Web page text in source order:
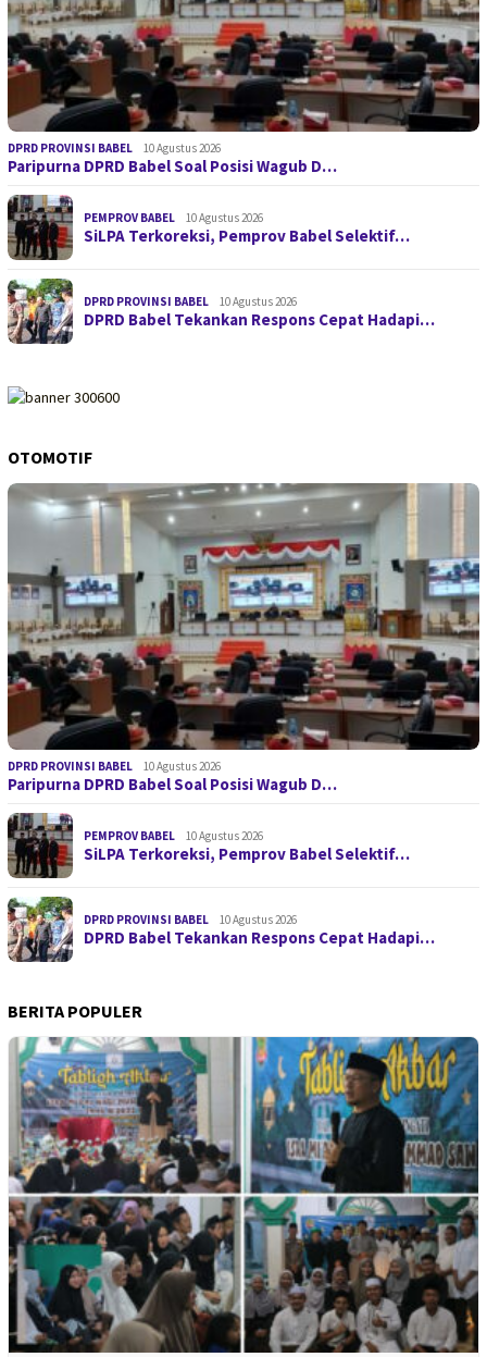
DPRD PROVINSI BABEL 10 Agustus 2026
Paripurna DPRD Babel Soal Posisi Wagub D…
PEMPROV BABEL 10 Agustus 2026
SiLPA Terkoreksi, Pemprov Babel Selektif…
DPRD PROVINSI BABEL 10 Agustus 2026
DPRD Babel Tekankan Respons Cepat Hadapi…
OTOMOTIF
DPRD PROVINSI BABEL 10 Agustus 2026
Paripurna DPRD Babel Soal Posisi Wagub D…
PEMPROV BABEL 10 Agustus 2026
SiLPA Terkoreksi, Pemprov Babel Selektif…
DPRD PROVINSI BABEL 10 Agustus 2026
DPRD Babel Tekankan Respons Cepat Hadapi…
BERITA POPULER